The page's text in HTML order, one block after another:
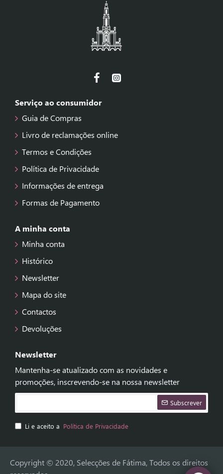
Serviço ao consumidor
Guia de Compras
Livro de reclamações online
Termos e Condições
Política de Privacidade
Informações de entrega
Formas de Pagamento
A minha conta
Minha conta
Histórico
Newsletter
Mapa do site
Contactos
Devoluções
Newsletter
Mantenha-se atualizado com as novidades e
promoções, inscrevendo-se na nossa newsletter
Subscrever
Li e aceito a Política de Privacidade
Copyright © 2020, Selecções de Fátima, Todos os direitos